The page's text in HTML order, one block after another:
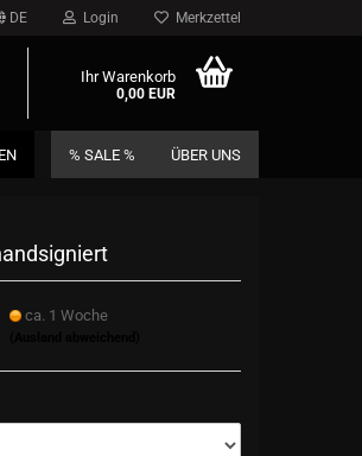
DE Login Merkzettel
Ihr Warenkorb
0,00 EUR
% SALE % ÜBER UNS
ca. 1 Woche